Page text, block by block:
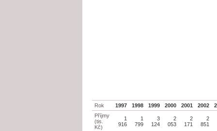
Rok 1997 1998 1999 2000 2001 2002
Příjmy
(tis.
Kč)
1
916
1
799
3
124
2
053
2
171
2
851